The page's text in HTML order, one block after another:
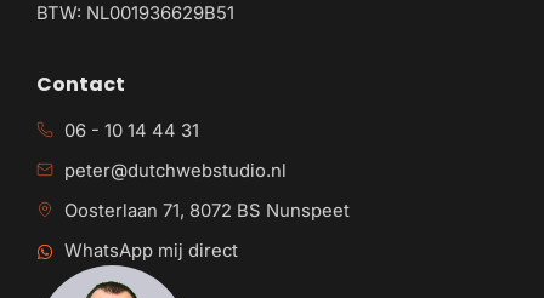
BTW: NL001936629B51
Contact
06 - 10 14 44 31
peter@dutchwebstudio.nl
Oosterlaan 71, 8072 BS Nunspeet
WhatsApp mij direct